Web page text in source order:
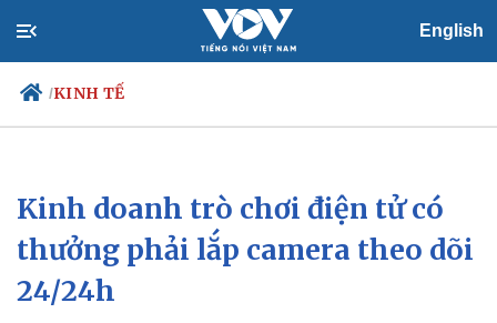
English
/KINH TẾ
Chính trị
Đảng
Tổ chức nhân sự
Quốc hội
Nhận diện sự thật
Xã hội
Dự báo thời tiết
Kinh doanh trò chơi điện tử có
thưởng phải lắp camera theo dõi
24/24h